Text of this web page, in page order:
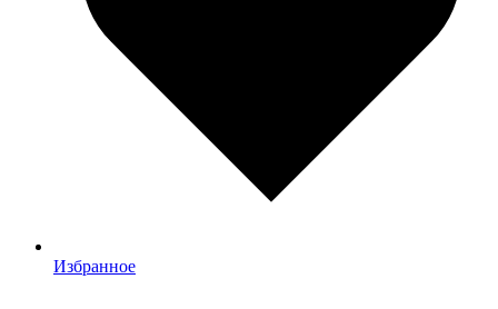
Избранное